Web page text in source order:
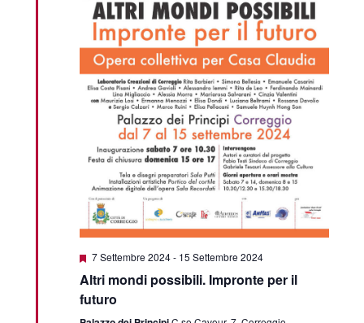
Featured
7 Settembre 2024- 15 Settembre 2024
Altri mondi possibili. Impronte per il
futuro